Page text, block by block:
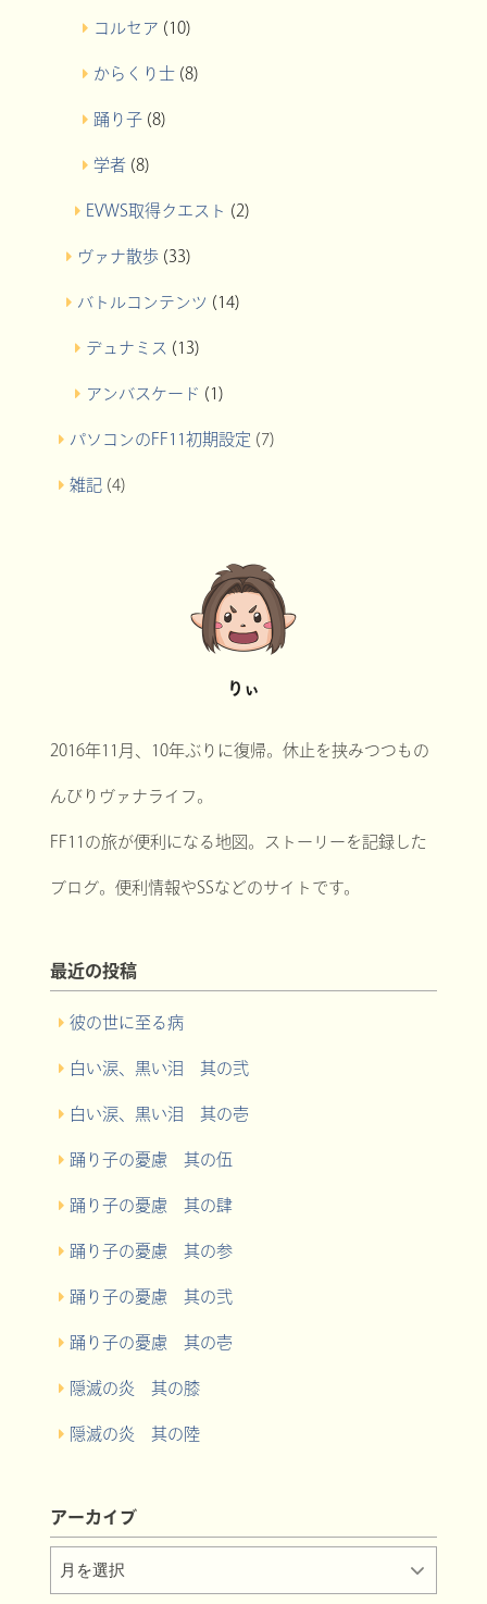
コルセア (10)
からくり士 (8)
踊り子 (8)
学者 (8)
EVWS取得クエスト (2)
ヴァナ散歩 (33)
バトルコンテンツ (14)
デュナミス (13)
アンバスケード (1)
パソコンのFF11初期設定 (7)
雑記(4)
りぃ
2016年11月、10年ぶりに復帰。休止を挟みつつもの
んびりヴァナライフ。
FF11の旅が便利になる地図。ストーリーを記録した
ブログ。便利情報やSSなどのサイトです。
最近の投稿
彼の世に至る病
白い涙、黒い泪 其の弐
白い涙、黒い泪 其の壱
踊り子の憂慮 其の伍
踊り子の憂慮 其の肆
踊り子の憂慮 其の参
踊り子の憂慮 其の弐
踊り子の憂慮 其の壱
隠滅の炎 其の膝
隠滅の炎 其の陸
アーカイブ